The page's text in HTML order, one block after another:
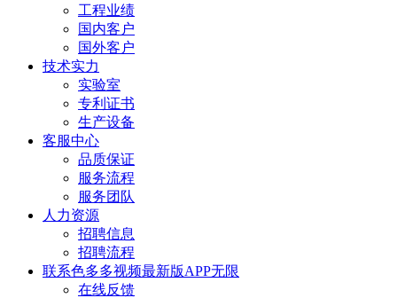
工程业绩
国内客户
国外客户
技术实力
实验室
专利证书
生产设备
客服中心
品质保证
服务流程
服务团队
人力资源
招聘信息
招聘流程
联系色多多视频最新版APP无限
在线反馈